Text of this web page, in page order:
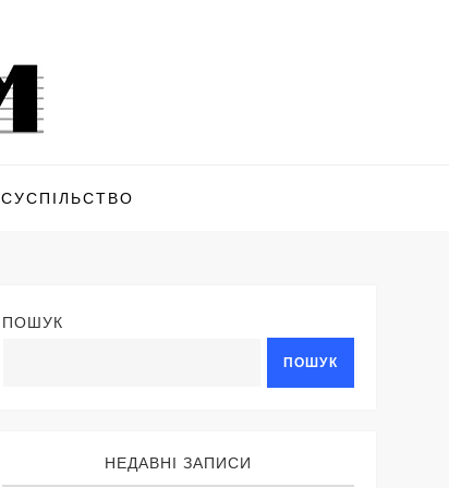
СУСПІЛЬСТВО
ПОШУК
ПОШУК
НЕДАВНІ ЗАПИСИ